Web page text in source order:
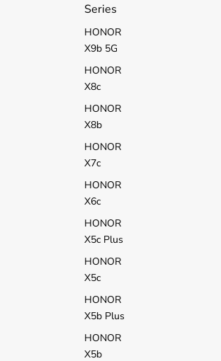
Series
HONOR
X9b 5G
HONOR
X8c
HONOR
X8b
HONOR
X7c
HONOR
X6c
HONOR
X5c Plus
HONOR
X5c
HONOR
X5b Plus
HONOR
X5b